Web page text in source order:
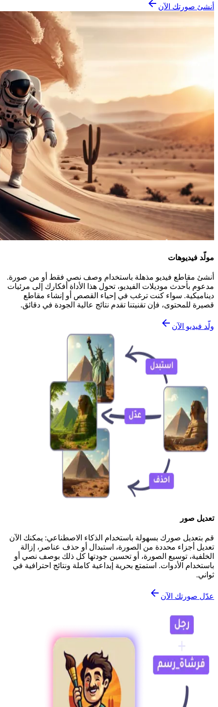
أنشئ صورتك الآن
مولّد فيديوهات
أنشئ مقاطع فيديو مذهلة باستخدام وصف نصي فقط أو من صورة.
مدعوم بأحدث موديلات الفيديو، تحول هذا الأداة أفكارك إلى مرئيات
ديناميكية. سواء كنت ترغب في إحياء القصص أو إنشاء مقاطع
قصيرة للمحتوى، فإن تقنيتنا تقدم نتائج عالية الجودة في دقائق.
ولّد فيديو الآن
تعديل صور
قم بتعديل صورك بسهولة باستخدام الذكاء الاصطناعي: يمكنك الآن
تعديل أجزاء محددة من الصورة، استبدال أو حذف عناصر، إزالة
الخلفية، توسيع الصورة، أو تحسين جودتها كل ذلك بوصف نصي أو
باستخدام الأدوات. استمتع بحرية إبداعية كاملة ونتائج احترافية في
ثواني.
عدّل صورتك الآن